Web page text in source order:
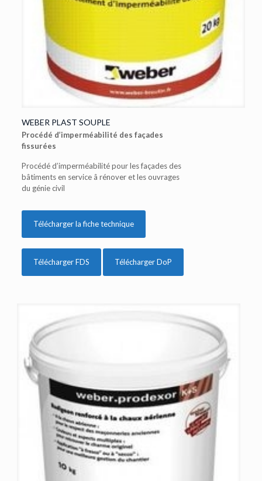
WEBER PLAST SOUPLE
Procédé d’imperméabilité des façades
fissurées
Procédé d’imperméabilité pour les façades des
bâtiments en service â rénover et les ouvrages
du génie civil
Télécharger la fiche technique
Télécharger FDS Télécharger DoP